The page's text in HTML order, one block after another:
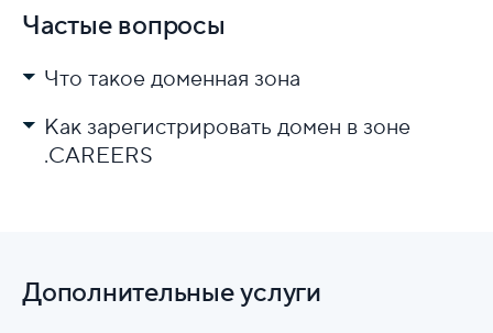
Частые вопросы
Что такое доменная зона
Как зарегистрировать домен в зоне
.CAREERS
Настройте DNS.
Дополнительные услуги